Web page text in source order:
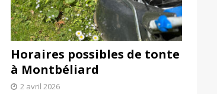
Horaires possibles de tonte
à Montbéliard
2 avril 2026